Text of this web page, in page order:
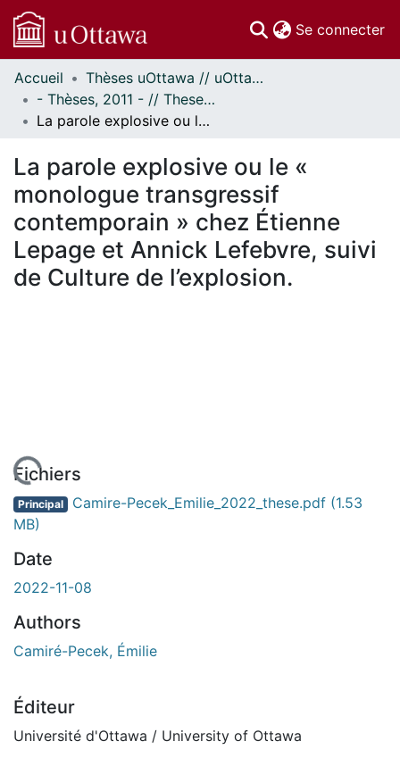
Se connecter
Communautés
et collections
Parcourir
À propos
Accueil
Thèses uOttawa // uOttawa Theses
- Thèses, 2011 - // Theses, 2011 -
La parole explosive ou le « monologue transgressif contemporain » chez Étienne Lepage et Annick Lefebvre, suivi de Culture de l’explosion.
La parole explosive ou le «
monologue transgressif
contemporain » chez Étienne
Lepage et Annick Lefebvre, suivi
de Culture de l’explosion.
En cours de chargement...
Fichiers
Principal Camire-Pecek_Emilie_2022_these.pdf (1.53
MB)
Date
2022-11-08
Authors
Camiré-Pecek, Émilie
Éditeur
Université d'Ottawa / University of Ottawa